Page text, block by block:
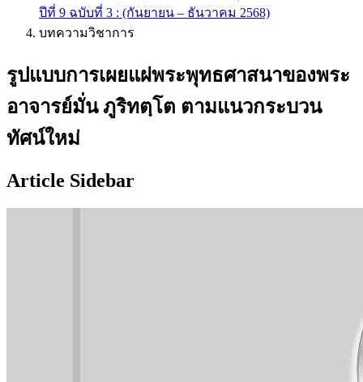
ปีที่ 9 ฉบับที่ 3 : (กันยายน – ธันวาคม 2568)
บทความวิชาการ
รูปแบบการเผยแผ่พระพุทธศาสนาของพระ
อาจารย์มั่น ภูริทตฺโต ตามแนวกระบวน
ทัศน์ใหม่
Article Sidebar